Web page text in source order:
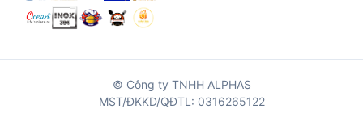
© Công ty TNHH ALPHAS
MST/ĐKKD/QĐTL: 0316265122